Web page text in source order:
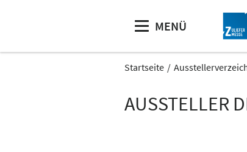
MENÜ
Startseite
AUSSTELLER